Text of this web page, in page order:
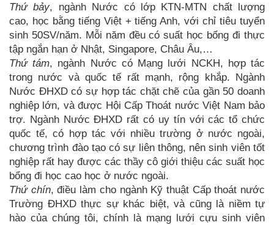
Thứ bảy, ngành Nước có lớp KTN-MTN chất lượng
cao, học bằng tiếng Việt + tiếng Anh, với chỉ tiêu tuyển
sinh 50SV/năm. Mỗi năm đều có suất học bổng đi thực
tập ngắn hạn ở Nhật, Singapore, Châu Âu,…
Thứ tám, ngành Nước có Mạng lưới NCKH, hợp tác
trong nước và quốc tế rất mạnh, rộng khắp. Ngành
Nước ĐHXD có sự hợp tác chặt chẽ của gần 50 doanh
nghiệp lớn, và được Hội Cấp Thoát nước Việt Nam bảo
trợ. Ngành Nước ĐHXD rất có uy tín với các tổ chức
quốc tế, có hợp tác với nhiều trường ở nước ngoài,
chương trình đào tạo có sự liên thông, nên sinh viên tốt
nghiệp rất hay được các thầy cô giới thiệu các suất học
bổng đi học cao học ở nước ngoài.
Thứ chín, điều làm cho ngành Kỹ thuật Cấp thoát nước
Trường ĐHXD thực sự khác biệt, và cũng là niềm tự
hào của chúng tôi, chính là mạng lưới cựu sinh viên